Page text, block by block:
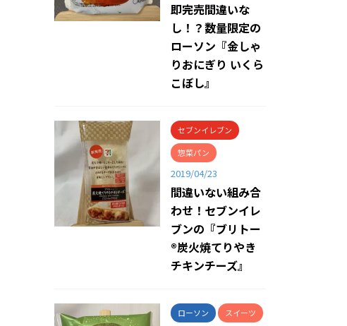
即完売間違いな
し！？数量限定の
ローソン『金しゃ
りおにぎり いくら
こぼし』
セブンイレブン
惣菜パン
2019/04/23
間違いない組み合
わせ！セブンイレ
ブンの『ブリトー
®炭火焼てりやき
チキンチーズ』
ローソン スイーツ